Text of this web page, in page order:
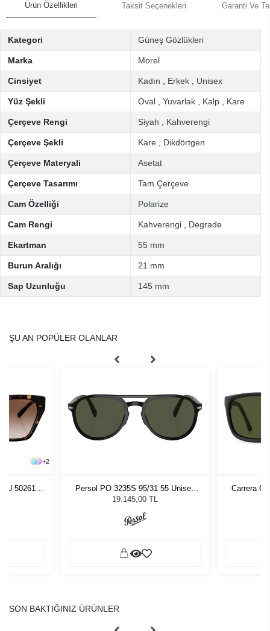
Ürün Özellikleri Taksit Seçenekleri Garanti Ve
Kategori Güneş Gözlükleri
Marka Morel
Cinsiyet Kadın Erkek Unisex
Yüz Şekli Oval Yuvarlak Kalp Kare
Çerçeve Rengi Siyah Kahverengi
Çerçeve Şekli Kare Dikdörtgen
Çerçeve Materyali Asetat
Çerçeve Tasarımı Tam Çerçeve
Cam Özelliği Polarize
Cam Rengi Kahverengi Degrade
Ekartman 55 mm
Burun Aralığı 21 mm
Sap Uzunluğu 145 mm
ŞU AN POPÜLER OLANLAR
+2
502613
Persol PO 3235S 95/31 55 Unisex
Güneş Gözlüğü
19.145,00 TL
Carrera C
SON BAKTIĞINIZ ÜRÜNLER